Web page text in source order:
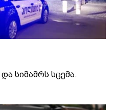
სიმამრს სცემა.